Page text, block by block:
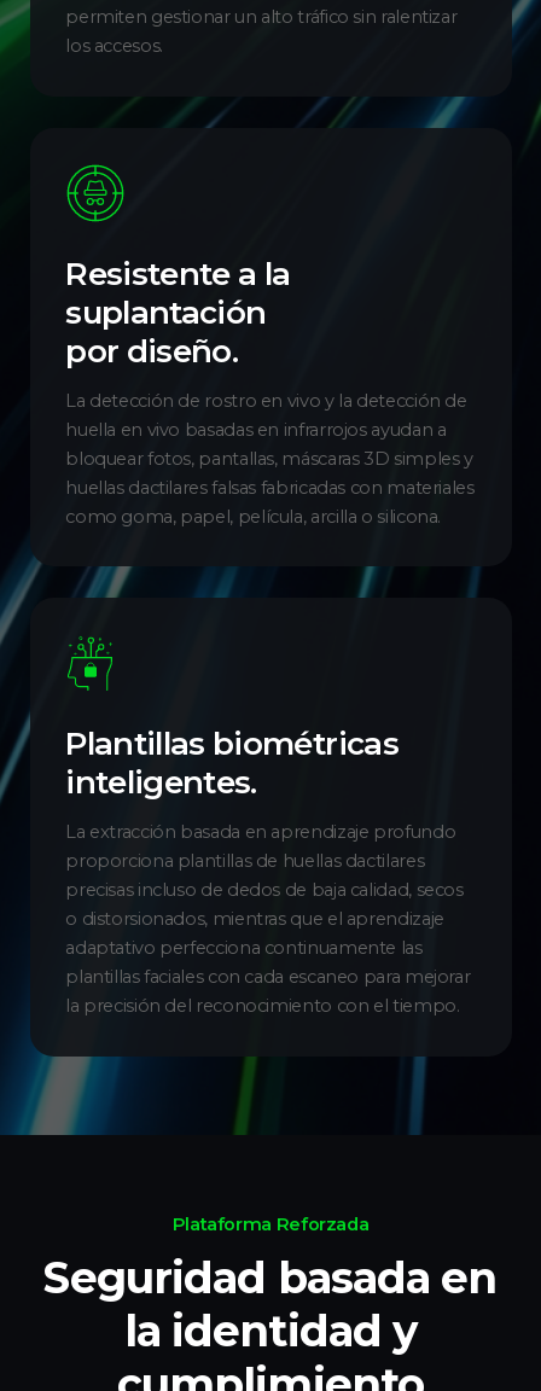
permiten gestionar un alto tráfico sin ralentizar
los accesos.
Resistente a la
suplantación
por diseño.
La detección de rostro en vivo y la detección de
huella en vivo basadas en infrarrojos ayudan a
bloquear fotos, pantallas, máscaras 3D simples y
huellas dactilares falsas fabricadas con materiales
como goma, papel, película, arcilla o silicona.
Plantillas biométricas
inteligentes.
La extracción basada en aprendizaje profundo
proporciona plantillas de huellas dactilares
precisas incluso de dedos de baja calidad, secos
o distorsionados, mientras que el aprendizaje
adaptativo perfecciona continuamente las
plantillas faciales con cada escaneo para mejorar
la precisión del reconocimiento con el tiempo.
Plataforma Reforzada
Seguridad basada en
la identidady